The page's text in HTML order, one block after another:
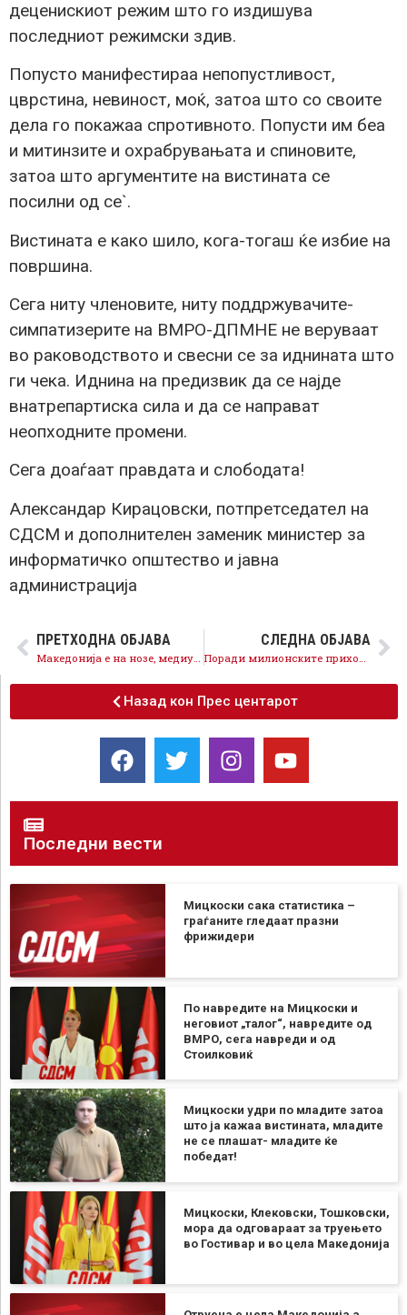
деценискиот режим што го издишува
последниот режимски здив.
Попусто манифестираа непопустливост,
цврстина, невиност, моќ, затоа што со своите
дела го покажаа спротивното. Попусти им беа
и митинзите и охрабрувањата и спиновите,
затоа што аргументите на вистината се
посилни од се`.
Вистината е како шило, кога-тогаш ќе избие на
површина.
Сега ниту членовите, ниту поддржувачите-
симпатизерите на ВМРО-ДПМНЕ не веруваат
во раководството и свесни се за иднината што
ги чека. Иднина на предизвик да се најде
внатрепартиска сила и да се направат
неопходните промени.
Сега доаѓаат правдата и слободата!
Александар Кирацовски, потпретседател на
СДСМ и дополнителен заменик министер за
информатичко општество и јавна
администрација
ПРЕТХОДНА ОБЈАВА
Македонија е на нозе, медиумските курири во паника
СЛЕДНА ОБЈАВА
Поради милионските приходи, медиумските курири го бранат криминалот на бандата на Груевски
Назад кон Прес центарот
Последни вести
Мицкоски сака статистика –
граѓаните гледаат празни
фрижидери
По навредите на Мицкоски и
неговиот „талог“, навредите од
ВМРО, сега навреди и од
Стоилковиќ
Мицкоски удри по младите затоа
што ја кажаа вистината, младите
не се плашат- младите ќе
победат!
Мицкоски, Клековски, Тошковски,
мора да одговараат за труењето
во Гостивар и во цела Македонија